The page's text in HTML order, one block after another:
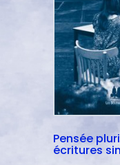
Pensée
écritures